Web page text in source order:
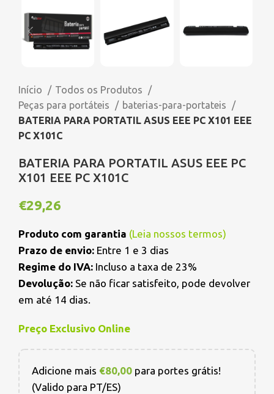
Início
Todos os Produtos
Peças para portáteis
baterias-para-portateis
BATERIA PARA PORTATIL ASUS EEE PC X101 EEE
PC X101C
BATERIA PARA PORTATIL ASUS EEE PC
X101 EEE PC X101C
€29,26
Produto com garantia (Leia nossos termos)
Prazo de envio: Entre 1 e 3 dias
Regime do IVA: Incluso a taxa de 23%
Devolução: Se não ficar satisfeito, pode devolver
em até 14 dias.
Preço Exclusivo Online
Adicione mais €80,00 para portes grátis!
(Valido para PT/ES)